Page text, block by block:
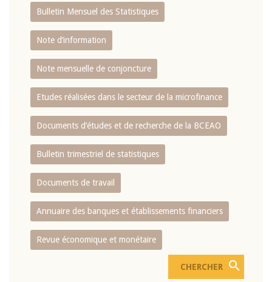
Bulletin Mensuel des Statistiques
Note d’information
Note mensuelle de conjoncture
Etudes réalisées dans le secteur de la microfinance
Documents d’études et de recherche de la BCEAO
Bulletin trimestriel de statistiques
Documents de travail
Annuaire des banques et établissements financiers
Revue économique et monétaire